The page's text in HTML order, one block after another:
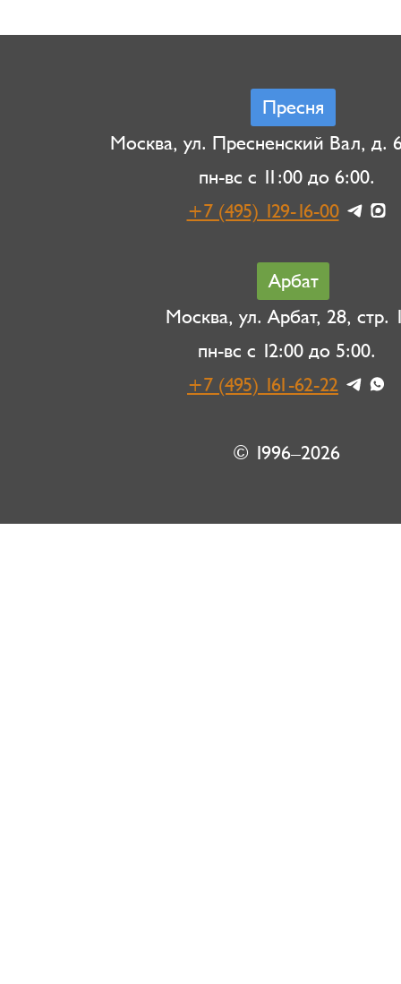
Пресня
Москва, ул. Пресненский Вал, д.
пн-вс с 11:00 до 6:00.
+7 (495) 129-16-00
Арбат
Москва, ул. Арбат, 28, стр.
пн-вс с 12:00 до 5:00.
+7 (495) 161-62-22
© 1996–2026